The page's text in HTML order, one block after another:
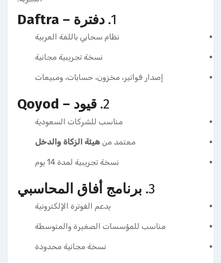
1. دفترة – Daftra
نظام سحابي باللغة العربية
نسخة تجريبية مجانية
إصدار فواتير، مخزون، حسابات، ومبيعات
2. قيود – Qoyod
مناسب للشركات السعودية
معتمد من هيئة الزكاة والدخل
نسخة تجريبية لمدة 14 يوم
3. برنامج أفاق المحاسبي
يدعم الفوترة الإلكترونية
مناسب للمؤسسات الصغيرة والمتوسطة
نسخة مجانية محدودة